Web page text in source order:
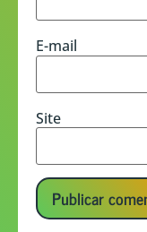
E-mail
Site